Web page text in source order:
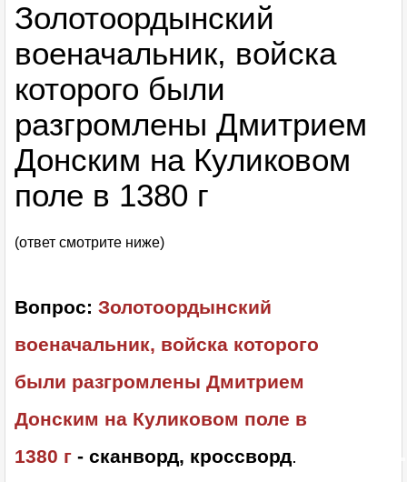
Золотоордынский
военачальник, войска
которого были
разгромлены Дмитрием
Донским на Куликовом
поле в 1380 г
(ответ смотрите ниже)
Вопрос: Золотоордынский
военачальник, войска которого
были разгромлены Дмитрием
Донским на Куликовом поле в
1380 г - сканворд, кроссворд.